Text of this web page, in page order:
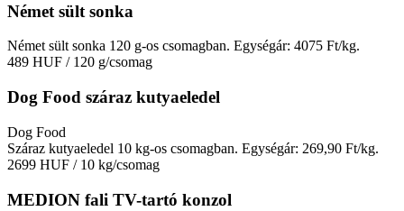
Német sült sonka
Német sült sonka 120 g-os csomagban. Egységár: 4075 Ft/kg.
489 HUF / 120 g/csomag
Dog Food száraz kutyaeledel
Dog Food
Száraz kutyaeledel 10 kg-os csomagban. Egységár: 269,90 Ft/kg.
2699 HUF / 10 kg/csomag
MEDION fali TV-tartó konzol